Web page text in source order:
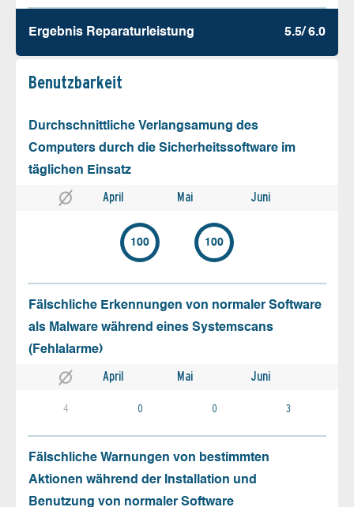
Ergebnis Reparatur­leistung 5.5/ 6.0
Benutz­barkeit
Durchschnittliche Verlangsamung des
Computers durch die Sicherheitssoftware im
täglichen Einsatz
April Mai Juni
100 100
Fälschliche Erkennungen von normaler Software
als Malware während eines Systemscans
(Fehlalarme)
April Mai Juni
4 0 0 3
Fälschliche Warnungen von bestimmten
Aktionen während der Installation und
Benutzung von normaler Software